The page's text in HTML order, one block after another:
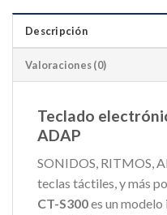
Descripción
Valoraciones (0)
Teclado
ADAP
SONIDOS, RITMOS,
teclas táctiles, y más
CT-S300es un